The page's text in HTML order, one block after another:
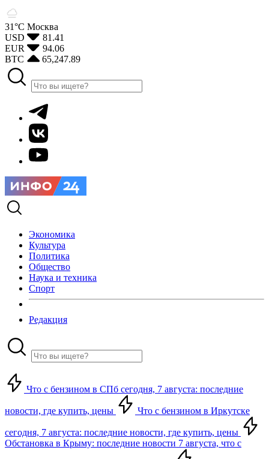
31°С Москва
USD
81.41
EUR
94.06
BTC
65,247.89
Экономика
Культура
Политика
Общество
Наука и техника
Спорт
Редакция
Что с бензином в СПб сегодня, 7 августа: последние
новости, где купить, цены Что с бензином в Иркутске
сегодня, 7 августа: последние новости, где купить, цены
Обстановка в Крыму: последние новости 7 августа, что с